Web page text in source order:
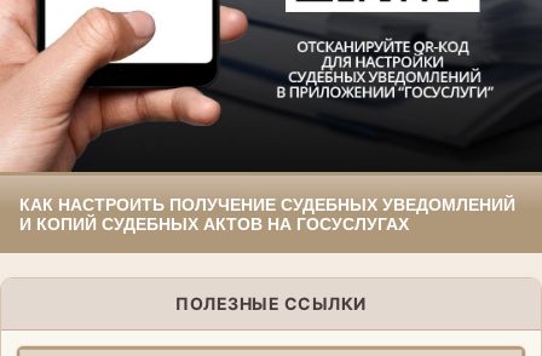
КАК НАСТРОИТЬ ПОЛУЧЕНИЕ СУДЕБНЫХ УВЕДОМЛЕНИЙ
И КОПИЙ СУДЕБНЫХ АКТОВ НА ГОСУСЛУГАХ
ПОЛЕЗНЫЕ ССЫЛКИ